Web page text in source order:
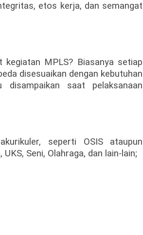
etos kerja, dan semangat
MPLS? Biasanya setiap
disesuaikan dengan kebutuhan
saat pelaksanaan
seperti OSIS ataupun
Seni, Olahraga, dan lain-lain;